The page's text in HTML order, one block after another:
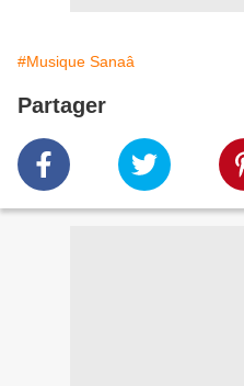
#Musique Sanaâ
Partager